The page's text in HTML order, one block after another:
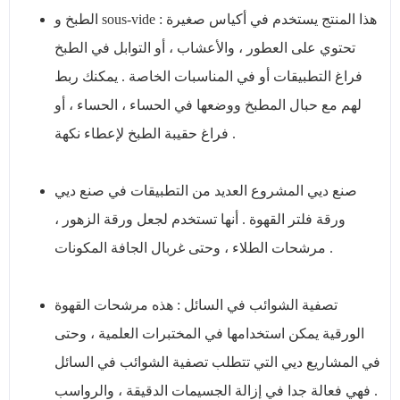
الطبخ و sous-vide : هذا المنتج يستخدم في أكياس صغيرة
تحتوي على العطور ، والأعشاب ، أو التوابل في الطبخ
فراغ التطبيقات أو في المناسبات الخاصة . يمكنك ربط
لهم مع حبال المطبخ ووضعها في الحساء ، الحساء ، أو
فراغ حقيبة الطبخ لإعطاء نكهة .
صنع ديي المشروع العديد من التطبيقات في صنع ديي
ورقة فلتر القهوة . أنها تستخدم لجعل ورقة الزهور ،
مرشحات الطلاء ، وحتى غربال الجافة المكونات .
تصفية الشوائب في السائل : هذه مرشحات القهوة
الورقية يمكن استخدامها في المختبرات العلمية ، وحتى
في المشاريع ديي التي تتطلب تصفية الشوائب في السائل
. فهي فعالة جدا في إزالة الجسيمات الدقيقة ، والرواسب